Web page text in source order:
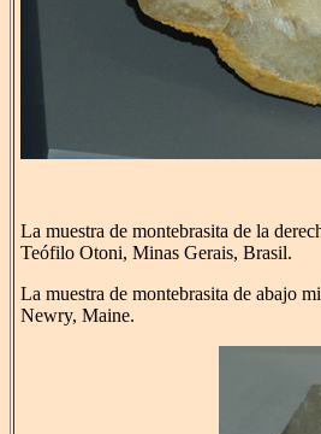
La muestra de montebrasita de la
Teófilo Otoni, Minas Gerais, Brasil.
La muestra de montebrasita de abajo
Newry, Maine.